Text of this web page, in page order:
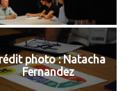
photo : Natacha
Fernandez